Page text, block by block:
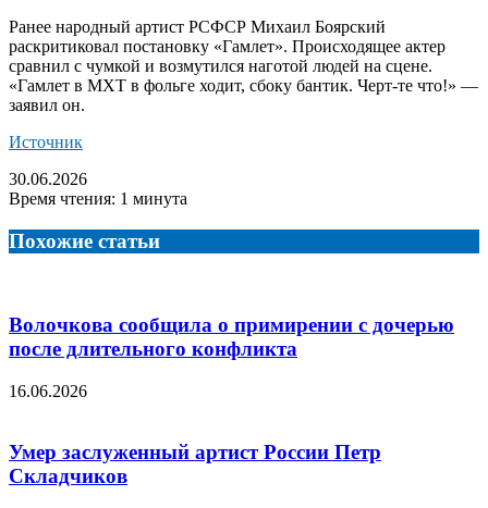
Ранее народный артист РСФСР Михаил Боярский
раскритиковал постановку «Гамлет». Происходящее актер
сравнил с чумкой и возмутился наготой людей на сцене.
«Гамлет в МХТ в фольге ходит, сбоку бантик. Черт-те что!» —
заявил он.
Источник
30.06.2026
Время чтения: 1 минута
Похожие статьи
Волочкова сообщила о примирении с дочерью
после длительного конфликта
16.06.2026
Умер заслуженный артист России Петр
Складчиков